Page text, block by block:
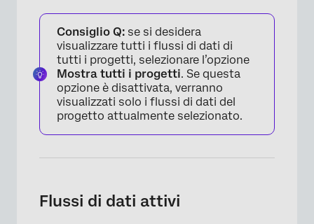
Consiglio Q: se si desidera
visualizzare tutti i flussi di dati di
tutti i progetti, selezionare l’opzione
Mostra tutti i progetti. Se questa
opzione è disattivata, verranno
visualizzati solo i flussi di dati del
progetto attualmente selezionato.
Flussi di dati attivi